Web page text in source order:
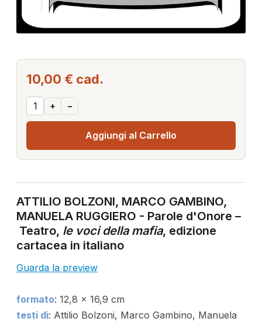
10,00 € cad.
+ –
Aggiungi al Carrello
ATTILIO BOLZONI, MARCO GAMBINO,
MANUELA RUGGIERO - Parole d'Onore –
Teatro, le voci della mafia, edizione
cartacea in italiano
Guarda la preview
formato: 12,8 x 16,9 cm
testi di: Attilio Bolzoni, Marco Gambino, Manuela